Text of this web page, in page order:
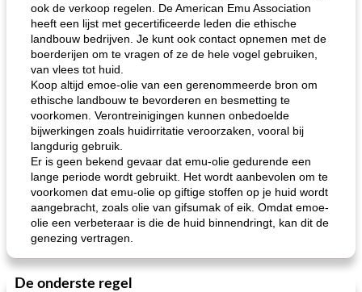
ook de verkoop regelen. De American Emu Association
heeft een lijst met gecertificeerde leden die ethische
landbouw bedrijven. Je kunt ook contact opnemen met de
boerderijen om te vragen of ze de hele vogel gebruiken,
van vlees tot huid.
Koop altijd emoe-olie van een gerenommeerde bron om
ethische landbouw te bevorderen en besmetting te
voorkomen. Verontreinigingen kunnen onbedoelde
bijwerkingen zoals huidirritatie veroorzaken, vooral bij
langdurig gebruik.
Er is geen bekend gevaar dat emu-olie gedurende een
lange periode wordt gebruikt. Het wordt aanbevolen om te
voorkomen dat emu-olie op giftige stoffen op je huid wordt
aangebracht, zoals olie van gifsumak of eik. Omdat emoe-
olie een verbeteraar is die de huid binnendringt, kan dit de
genezing vertragen.
De onderste regel